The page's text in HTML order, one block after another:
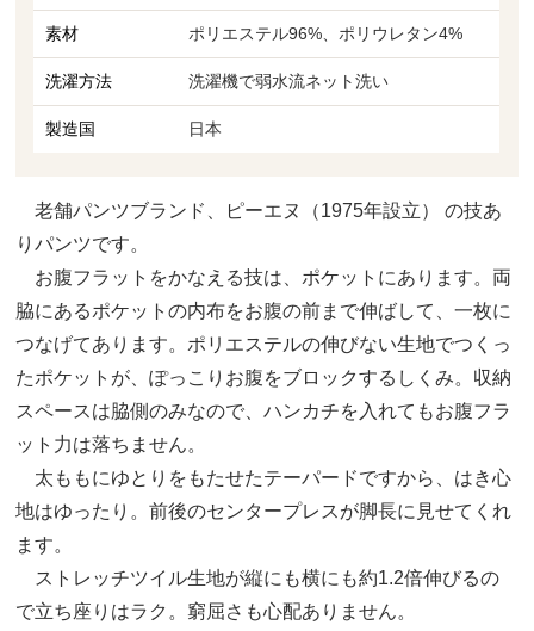
素材 ポリエステル96%、ポリウレタン4%
洗濯方法 洗濯機で弱水流ネット洗い
製造国 日本
老舗パンツブランド、ピーエヌ（1975年設立） の技あ
りパンツです。
お腹フラットをかなえる技は、ポケットにあります。両
脇にあるポケットの内布をお腹の前まで伸ばして、一枚に
つなげてあります。ポリエステルの伸びない生地でつくっ
たポケットが、ぽっこりお腹をブロックするしくみ。収納
スペースは脇側のみなので、ハンカチを入れてもお腹フラ
ット力は落ちません。
太ももにゆとりをもたせたテーパードですから、はき心
地はゆったり。前後のセンタープレスが脚長に見せてくれ
ます。
ストレッチツイル生地が縦にも横にも約1.2倍伸びるの
で立ち座りはラク。窮屈さも心配ありません。